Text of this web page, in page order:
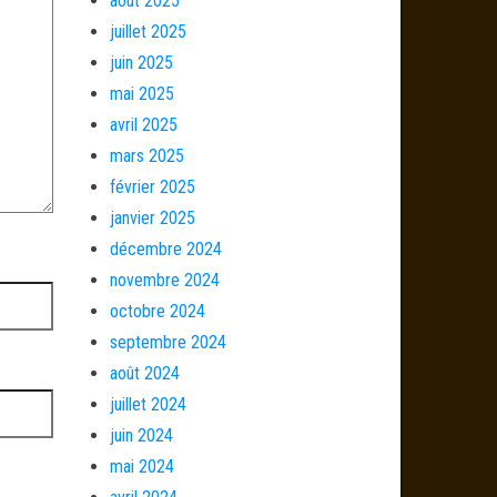
juillet 2025
juin 2025
mai 2025
avril 2025
mars 2025
février 2025
janvier 2025
décembre 2024
novembre 2024
octobre 2024
septembre 2024
août 2024
juillet 2024
juin 2024
mai 2024